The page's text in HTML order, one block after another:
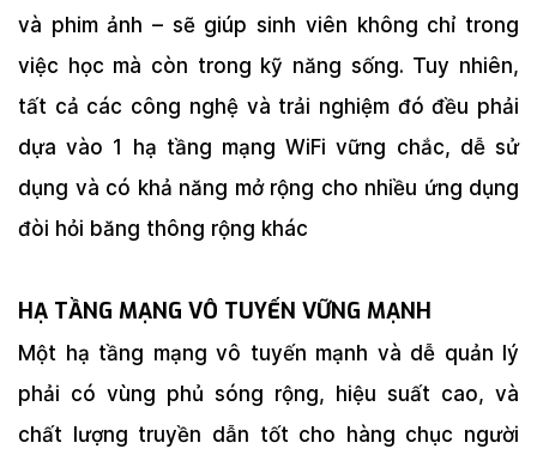
và phim ảnh – sẽ giúp sinh viên không chỉ trong
việc học mà còn trong kỹ năng sống. Tuy nhiên,
tất cả các công nghệ và trải nghiệm đó đều phải
dựa vào 1 hạ tầng mạng WiFi vững chắc, dễ sử
dụng và có khả năng mở rộng cho nhiều ứng dụng
đòi hỏi băng thông rộng khác
HẠ TẦNG MẠNG VÔ TUYẾN VỮNG MẠNH
Một hạ tầng mạng vô tuyến mạnh và dễ quản lý
phải có vùng phủ sóng rộng, hiệu suất cao, và
chất lượng truyền dẫn tốt cho hàng chục người